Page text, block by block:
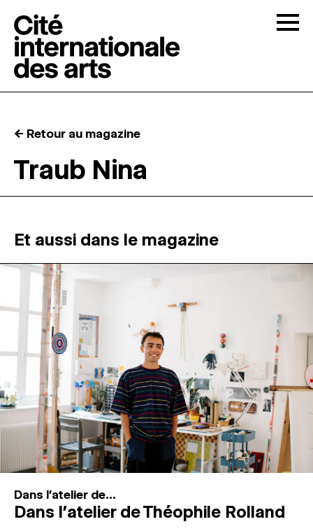
RÉSIDENCES ↓
ATELIERS OUVERTS
PROGRAMMATION
MAGAZINE
ESPACES DE PRATIQUE ARTISTIQUE ↓
Recherche
Connexion
← Retour au magazine
Traub Nina
Et aussi dans le magazine
Dans l'atelier de...
Dans l’atelier de Théophile Rolland